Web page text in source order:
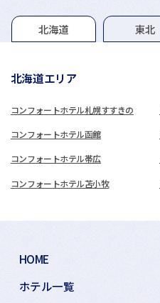
グループホテル一覧
北海道 東北
北海道エリア
コンフォートホテル札幌すすきの
コンフォートホテル函館
コンフォートホテル帯広
コンフォートホテル苫小牧
HOME
ホテル一覧